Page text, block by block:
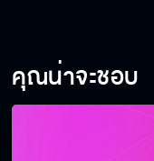
คุณน่าจะชอบ